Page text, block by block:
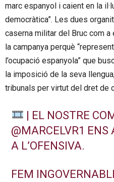
marc espanyol i caient en la
democràtica”. Les dues
caserna militar del Bruc com
la campanya perquè
l’ocupació espanyola” que
la imposició de la seva
tribunals per virtut del dret de
| EL NOSTRE
@MARCELVR1 ENS
A L’OFENSIVA.
FEM